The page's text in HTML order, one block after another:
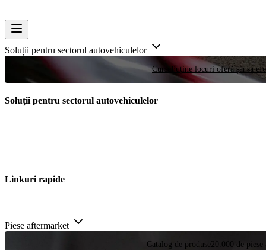
Soluții pentru sectorul autovehiculelor
Curse Puține locuri oferă șansa
Soluții pentru sectorul autovehiculelor
Linkuri rapide
Piese aftermarket
Catalog de produse 20.000 de